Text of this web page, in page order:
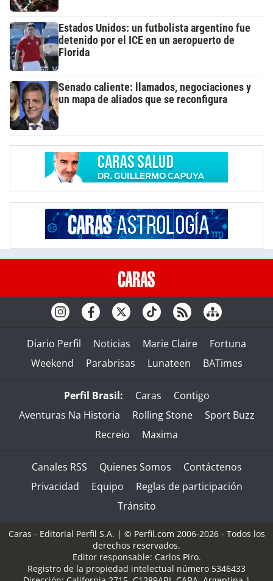
Estados Unidos: un futbolista argentino fue
detenido por el ICE en un aeropuerto de
Florida
Senado caliente: llamados, negociaciones y
un mapa de aliados que se reconfigura
Diario Perfil Noticias Marie Claire
Fortuna
Weekend
Parabrisas Lunateen BATimes
Perfil Brasil: Caras
Contigo
Aventuras Na Historia
Rolling Stone
Sport Buzz
Recreio
Maxima
Canales RSS Quienes Somos
Contáctenos
Privacidad
Equipo
Reglas de participación
Tránsito
Caras - Editorial Perfil S.A. | © Perfil.com 2006-2026 - Todos los
derechos reservados.
Editor responsable: Carlos Piro.
Registro de la propiedad intelectual número 5346433